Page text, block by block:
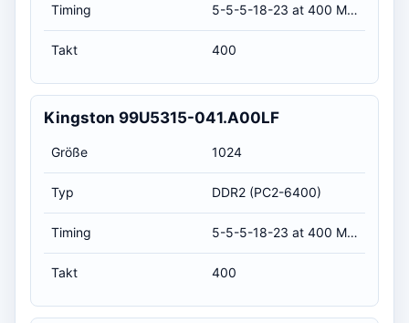
Timing 5-5-5-18-23 at 400 MHz, at 1.8 volts (CL-RCD-RP-RAS-RC)
Takt 400
Kingston 99U5315-041.A00LF
Größe 1024
Typ DDR2 (PC2-6400)
Timing 5-5-5-18-23 at 400 MHz, at 1.8 volts (CL-RCD-RP-RAS-RC)
Takt 400